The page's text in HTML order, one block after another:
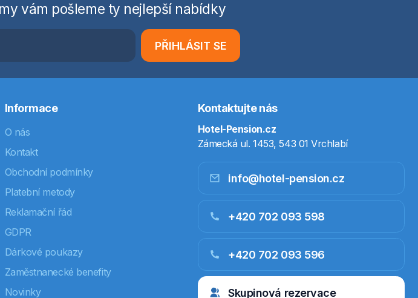
vám pošleme ty nejlepší nabídky
PŘIHLÁSIT SE
Informace
O nás
Kontakt
Obchodní podmínky
Platební metody
Reklamační řád
GDPR
Dárkové poukazy
Zaměstnanecké benefity
Novinky
Kontaktujte nás
Hotel-Pension.cz
Zámecká ul. 1453, 543 01 Vrchlabí
info@hotel-pension.cz
+420 702 093 598
+420 702 093 596
Skupinová rezervace